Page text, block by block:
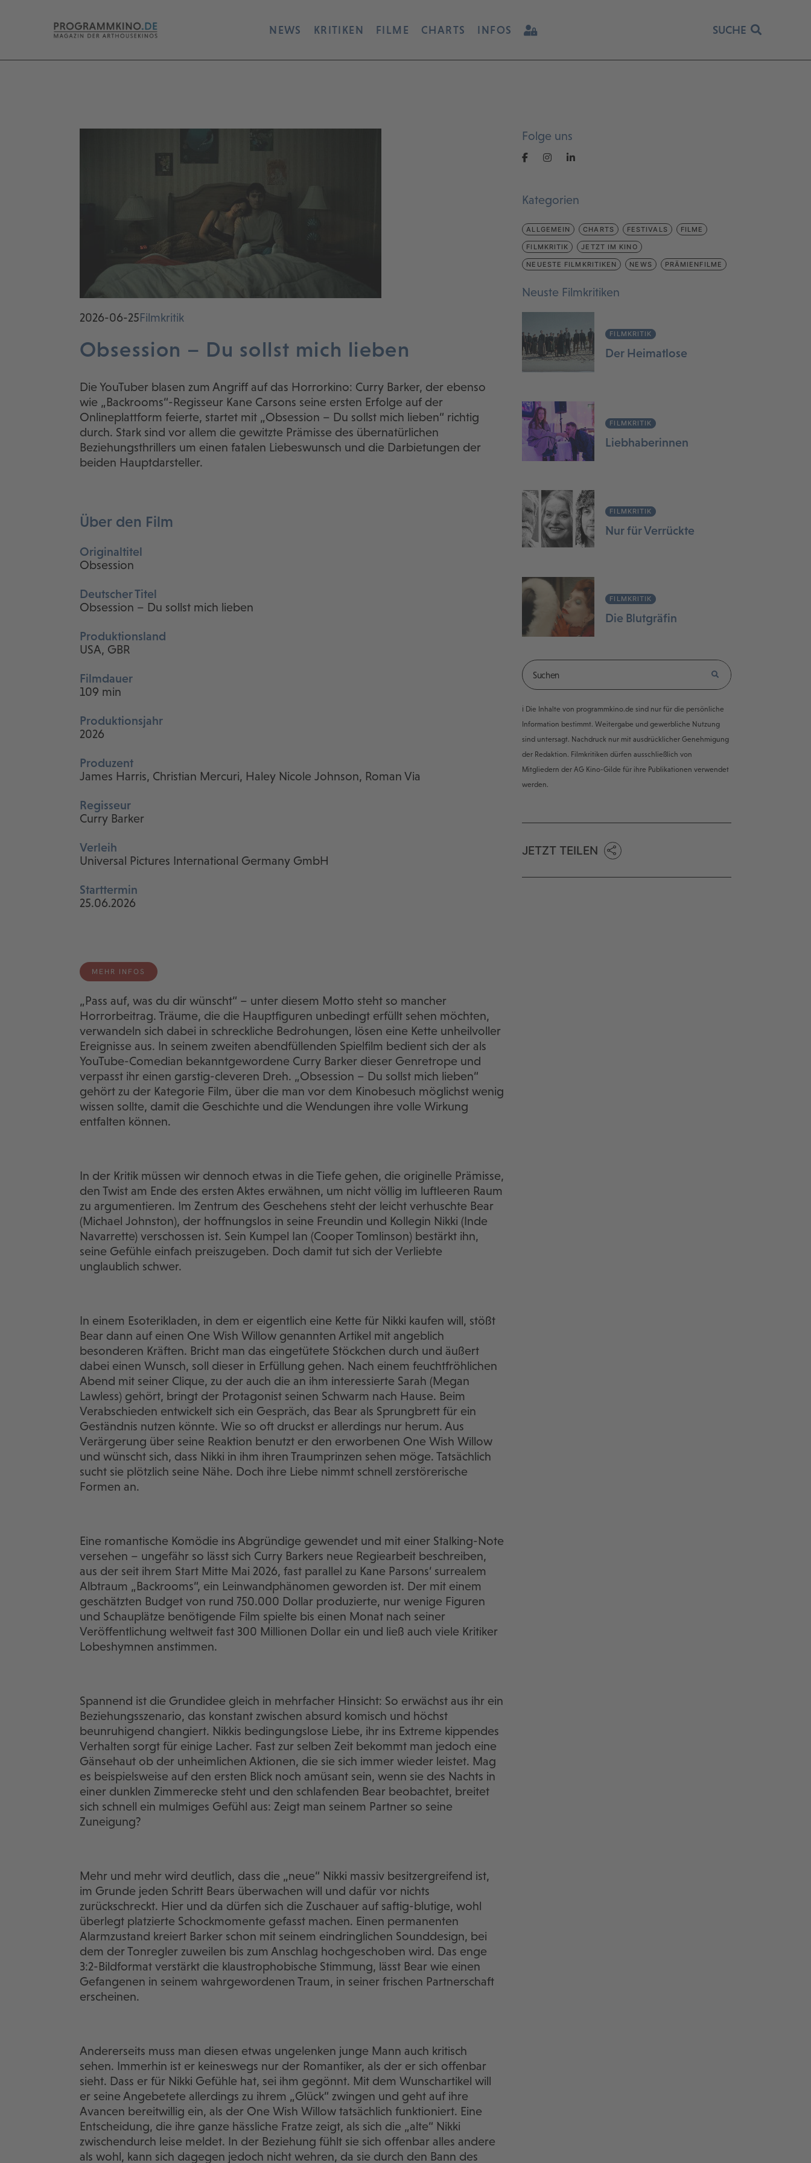
NEWS KRITIKEN FILME CHARTS INFOS SUCHE
2026-06-25Filmkritik
Obsession – Du sollst mich lieben
Die YouTuber blasen zum Angriff auf das Horrorkino: Curry Barker, der ebenso
wie „Backrooms“-Regisseur Kane Carsons seine ersten Erfolge auf der
Onlineplattform feierte, startet mit „Obsession – Du sollst mich lieben“ richtig
durch. Stark sind vor allem die gewitzte Prämisse des übernatürlichen
Beziehungsthrillers um einen fatalen Liebeswunsch und die Darbietungen der
beiden Hauptdarsteller.
Über den Film
Originaltitel
Obsession
Deutscher Titel
Obsession – Du sollst mich lieben
Produktionsland
USA, GBR
Filmdauer
109 min
Produktionsjahr
2026
Produzent
James Harris, Christian Mercuri, Haley Nicole Johnson, Roman Via
Regisseur
Curry Barker
Verleih
Universal Pictures International Germany GmbH
Starttermin
25.06.2026
MEHR INFOS
„Pass auf, was du dir wünscht“ – unter diesem Motto steht so mancher
Horrorbeitrag. Träume, die die Hauptfiguren unbedingt erfüllt sehen möchten,
verwandeln sich dabei in schreckliche Bedrohungen, lösen eine Kette unheilvoller
Ereignisse aus. In seinem zweiten abendfüllenden Spielfilm bedient sich der als
YouTube-Comedian bekanntgewordene Curry Barker dieser Genretrope und
verpasst ihr einen garstig-cleveren Dreh. „Obsession – Du sollst mich lieben“
gehört zu der Kategorie Film, über die man vor dem Kinobesuch möglichst wenig
wissen sollte, damit die Geschichte und die Wendungen ihre volle Wirkung
entfalten können.
In der Kritik müssen wir dennoch etwas in die Tiefe gehen, die originelle Prämisse,
den Twist am Ende des ersten Aktes erwähnen, um nicht völlig im luftleeren Raum
zu argumentieren. Im Zentrum des Geschehens steht der leicht verhuschte Bear
(Michael Johnston), der hoffnungslos in seine Freundin und Kollegin Nikki (Inde
Navarrette) verschossen ist. Sein Kumpel Ian (Cooper Tomlinson) bestärkt ihn,
seine Gefühle einfach preiszugeben. Doch damit tut sich der Verliebte
unglaublich schwer.
In einem Esoterikladen, in dem er eigentlich eine Kette für Nikki kaufen will, stößt
Bear dann auf einen One Wish Willow genannten Artikel mit angeblich
besonderen Kräften. Bricht man das eingetütete Stöckchen durch und äußert
dabei einen Wunsch, soll dieser in Erfüllung gehen. Nach einem feuchtfröhlichen
Abend mit seiner Clique, zu der auch die an ihm interessierte Sarah (Megan
Lawless) gehört, bringt der Protagonist seinen Schwarm nach Hause. Beim
Verabschieden entwickelt sich ein Gespräch, das Bear als Sprungbrett für ein
Geständnis nutzen könnte. Wie so oft druckst er allerdings nur herum. Aus
Verärgerung über seine Reaktion benutzt er den erworbenen One Wish Willow
und wünscht sich, dass Nikki in ihm ihren Traumprinzen sehen möge. Tatsächlich
sucht sie plötzlich seine Nähe. Doch ihre Liebe nimmt schnell zerstörerische
Formen an.
Eine romantische Komödie ins Abgründige gewendet und mit einer Stalking-Note
versehen – ungefähr so lässt sich Curry Barkers neue Regiearbeit beschreiben,
aus der seit ihrem Start Mitte Mai 2026, fast parallel zu Kane Parsons‘ surrealem
Albtraum „Backrooms“, ein Leinwandphänomen geworden ist. Der mit einem
geschätzten Budget von rund 750.000 Dollar produzierte, nur wenige Figuren
und Schauplätze benötigende Film spielte bis einen Monat nach seiner
Veröffentlichung weltweit fast 300 Millionen Dollar ein und ließ auch viele Kritiker
Lobeshymnen anstimmen.
Spannend ist die Grundidee gleich in mehrfacher Hinsicht: So erwächst aus ihr ein
Beziehungsszenario, das konstant zwischen absurd komisch und höchst
beunruhigend changiert. Nikkis bedingungslose Liebe, ihr ins Extreme kippendes
Verhalten sorgt für einige Lacher. Fast zur selben Zeit bekommt man jedoch eine
Gänsehaut ob der unheimlichen Aktionen, die sie sich immer wieder leistet. Mag
es beispielsweise auf den ersten Blick noch amüsant sein, wenn sie des Nachts in
einer dunklen Zimmerecke steht und den schlafenden Bear beobachtet, breitet
sich schnell ein mulmiges Gefühl aus: Zeigt man seinem Partner so seine
Zuneigung?
Mehr und mehr wird deutlich, dass die „neue“ Nikki massiv besitzergreifend ist,
im Grunde jeden Schritt Bears überwachen will und dafür vor nichts
zurückschreckt. Hier und da dürfen sich die Zuschauer auf saftig-blutige, wohl
überlegt platzierte Schockmomente gefasst machen. Einen permanenten
Alarmzustand kreiert Barker schon mit seinem eindringlichen Sounddesign, bei
dem der Tonregler zuweilen bis zum Anschlag hochgeschoben wird. Das enge
3:2-Bildformat verstärkt die klaustrophobische Stimmung, lässt Bear wie einen
Gefangenen in seinem wahrgewordenen Traum, in seiner frischen Partnerschaft
erscheinen.
Andererseits muss man diesen etwas ungelenken junge Mann auch kritisch
sehen. Immerhin ist er keineswegs nur der Romantiker, als der er sich offenbar
sieht. Dass er für Nikki Gefühle hat, sei ihm gegönnt. Mit dem Wunschartikel will
er seine Angebetete allerdings zu ihrem „Glück“ zwingen und geht auf ihre
Avancen bereitwillig ein, als der One Wish Willow tatsächlich funktioniert. Eine
Entscheidung, die ihre ganze hässliche Fratze zeigt, als sich die „alte“ Nikki
zwischendurch leise meldet. In der Beziehung fühlt sie sich offenbar alles andere
als wohl, kann sich dagegen jedoch nicht wehren, da sie durch den Bann des
Folge uns
Kategorien
ALLGEMEIN CHARTS FESTIVALS FILME
FILMKRITIK JETZT IM KINO
NEUESTE FILMKRITIKEN NEWS PRÄMIENFILME
Neuste Filmkritiken
FILMKRITIK
Der Heimatlose
FILMKRITIK
Liebhaberinnen
FILMKRITIK
Nur für Verrückte
FILMKRITIK
Die Blutgräfin
ℹ️ Die Inhalte von programmkino.de sind nur für die persönliche
Information bestimmt. Weitergabe und gewerbliche Nutzung
sind untersagt. Nachdruck nur mit ausdrücklicher Genehmigung
der Redaktion. Filmkritiken dürfen ausschließlich von
Mitgliedern der AG Kino-Gilde für ihre Publikationen verwendet
werden.
JETZT TEILEN